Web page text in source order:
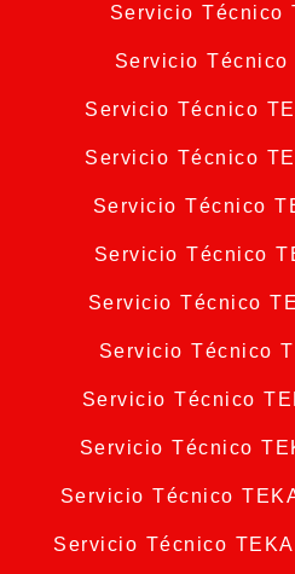
Servicio Técnico
Servicio Técnico
Servicio Técnico
Servicio Técnico
Servicio Técnico
Servicio Técnico
Servicio Técnico
Servicio Técnico
Servicio Técnico
Servicio Técnico
Servicio Técnico
Servicio Técnico